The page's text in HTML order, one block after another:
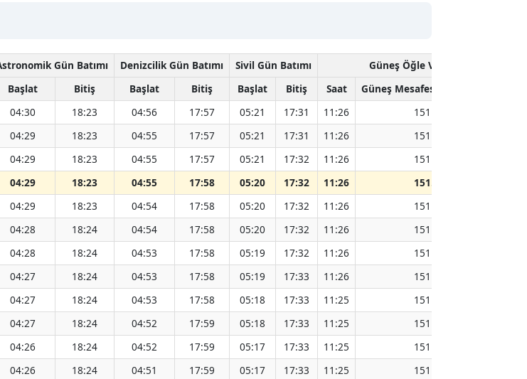
Gün Batımı Denizcilik Gün Batımı Sivil Gün Batımı
Güneş Öğle Vakti
Başlat Bitiş Başlat Bitiş Başlat Bitiş Saat
Güneş Mesafesi (Milyon km)
04:30 18:23 04:56 17:57 05:21 17:31 11:26
151.82
04:29 18:23 04:55 17:57 05:21 17:31 11:26
151.81
04:29 18:23 04:55 17:57 05:21 17:32 11:26
151.79
04:29 18:23 04:55 17:58 05:20 17:32 11:26
151.77
04:29 18:23 04:54 17:58 05:20 17:32 11:26
151.75
04:28 18:24 04:54 17:58 05:20 17:32 11:26
151.74
04:28 18:24 04:53 17:58 05:19 17:32 11:26
151.72
04:27 18:24 04:53 17:58 05:19 17:33 11:26
151.69
04:27 18:24 04:53 17:58 05:18 17:33 11:25
151.67
04:27 18:24 04:52 17:59 05:18 17:33 11:25
151.65
04:26 18:24 04:52 17:59 05:17 17:33 11:25
151.62
04:26 18:24 04:51 17:59 05:17 17:33 11:25
151.60